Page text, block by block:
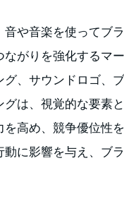
や音楽を使ってブ
がりを強化するマ
、サウンドロゴ、
は、視覚的な要素
高め、競争優位性
に影響を与え、ブ